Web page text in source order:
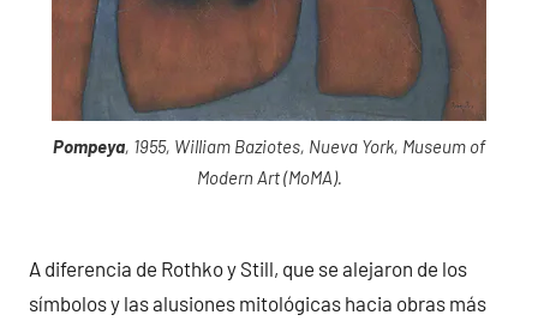
Pompeya, 1955, William Baziotes, Nueva York, Museum of
Modern Art (MoMA).
A diferencia de Rothko y Still, que se alejaron de los
símbolos y las alusiones mitológicas hacia obras más